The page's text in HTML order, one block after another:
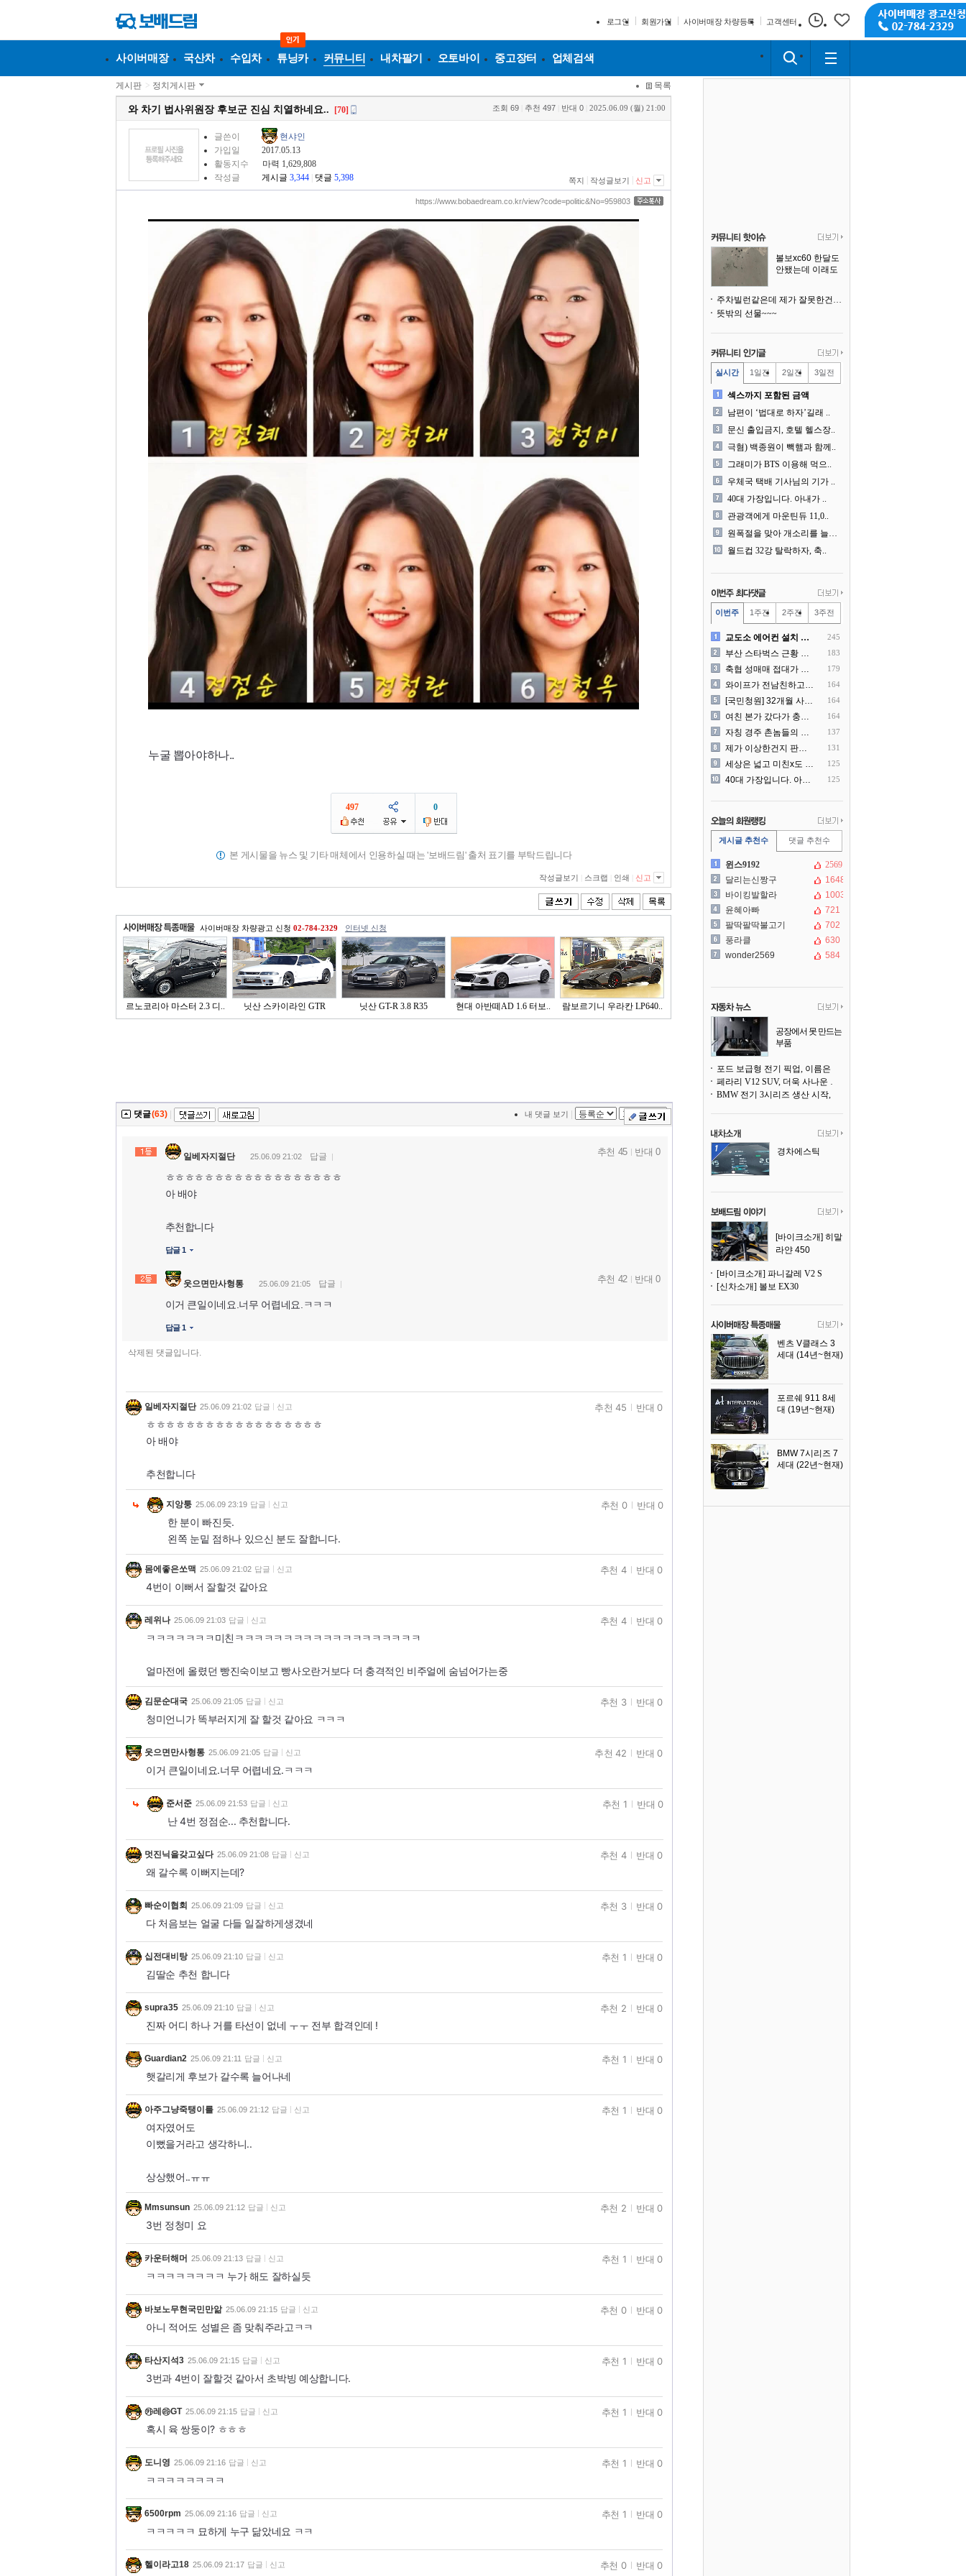
로그인 회원가입 사이버매장 차량등록 고객센터
사이버매장 국산차 수입차 튜닝카 커뮤니티 내차팔기 오토바이 중고장터 업체검색
게시판 > 정치게시판 목록
와 차기 법사위원장 후보군 진심 치열하네요.. [70] 조회 69 추천 497 반대 0 2025.06.09 (월) 21:00
글쓴이
현샤인
가입일
2017.05.13
활동지수
마력 1,629,808
작성글
게시글 3,344 댓글 5,398 쪽지 작성글보기 신고
https://www.bobaedream.co.kr/view?code=politic&No=959803
누굴 뽑아야하나..
497 0
본 게시물을 뉴스 및 기타 매체에서 인용하실 때는 '보배드림' 출처 표기를 부탁드립니다
작성글보기 스크랩 인쇄 신고
사이버매장 차량광고 신청 02-784-2329 인터넷 신청
르노코리아 마스터 2.3 디.. 닛산 스카이라인 GTR 닛산 GT-R 3.8 R35 현대 아반떼AD 1.6 터보.. 람보르기니 우라칸 LP640..
댓글(63) 내 댓글 보기
일베자지절단 25.06.09 21:02 답글
ㅎㅎㅎㅎㅎㅎㅎㅎㅎㅎㅎㅎㅎㅎㅎㅎㅎㅎ
아 배야
추천합니다
답글 1
추천 45 반대 0
웃으면만사형통 25.06.09 21:05 답글
이거 큰일이네요.너무 어렵네요.ㅋㅋㅋ
답글 1
추천 42 반대 0
삭제된 댓글입니다.
일베자지절단 25.06.09 21:02 답글 신고
ㅎㅎㅎㅎㅎㅎㅎㅎㅎㅎㅎㅎㅎㅎㅎㅎㅎㅎ
아 배야
추천합니다
추천 45 반대 0
지앙퉁 25.06.09 23:19 답글 신고
한 분이 빠진듯.
왼쪽 눈밑 점하나 있으신 분도 잘합니다.
추천 0 반대 0
몸에좋은쏘맥 25.06.09 21:02 답글 신고
4번이 이뻐서 잘할것 같아요
추천 4 반대 0
레위나 25.06.09 21:03 답글 신고
ㅋㅋㅋㅋㅋㅋㅋ미친ㅋㅋㅋㅋㅋㅋㅋㅋㅋㅋㅋㅋㅋㅋㅋㅋㅋㅋㅋ
얼마전에 올렸던 빵진숙이보고 빵사오란거보다 더 충격적인 비주얼에 숨넘어가는중
추천 4 반대 0
김문순대국 25.06.09 21:05 답글 신고
청미언니가 똑부러지게 잘 할것 같아요 ㅋㅋㅋ
추천 3 반대 0
웃으면만사형통 25.06.09 21:05 답글 신고
이거 큰일이네요.너무 어렵네요.ㅋㅋㅋ
추천 42 반대 0
준서준 25.06.09 21:53 답글 신고
난 4번 정점순... 추천합니다.
추천 1 반대 0
멋진닉을갖고싶다 25.06.09 21:08 답글 신고
왜 갈수록 이뻐지는데?
추천 4 반대 0
빠순이협회 25.06.09 21:09 답글 신고
다 처음보는 얼굴 다들 일잘하게생겼네
추천 3 반대 0
십전대비탕 25.06.09 21:10 답글 신고
김딸순 추천 합니다
추천 1 반대 0
supra35 25.06.09 21:10 답글 신고
진짜 어디 하나 거를 타선이 없네 ㅜㅜ 전부 합격인데 !
추천 2 반대 0
Guardian2 25.06.09 21:11 답글 신고
햇갈리게 후보가 갈수록 늘어나네
추천 1 반대 0
아주그냥죽탱이를 25.06.09 21:12 답글 신고
여자였어도
이뻤을거라고 생각하니..
상상했어..ㅠㅠ
추천 1 반대 0
Mmsunsun 25.06.09 21:12 답글 신고
3번 정청미 요
추천 2 반대 0
카운터해머 25.06.09 21:13 답글 신고
ㅋㅋㅋㅋㅋㅋㅋㅋ 누가 해도 잘하실듯
추천 1 반대 0
바보노무현국민만앎 25.06.09 21:15 답글 신고
아니 적어도 성별은 좀 맞춰주라고ㅋㅋ
추천 0 반대 0
타산지석3 25.06.09 21:15 답글 신고
3번과 4번이 잘할것 같아서 초박빙 예상합니다.
추천 1 반대 0
㉸레㉱GT 25.06.09 21:15 답글 신고
혹시 육 쌍둥이? ㅎㅎㅎ
추천 1 반대 0
도니영 25.06.09 21:16 답글 신고
ㅋㅋㅋㅋㅋㅋㅋㅋ
추천 1 반대 0
6500rpm 25.06.09 21:16 답글 신고
ㅋㅋㅋㅋㅋ 묘하게 누구 닮았네요 ㅋㅋ
추천 1 반대 0
헬이라고18 25.06.09 21:17 답글 신고 추천 0 반대 0
볼보xc60 한달도
안됐는데 이래도
주차빌런같은데 제가 잘못한건가요
뜻밖의 선물~~~
실시간 1일전 2일전 3일전
섹스까지 포함된 금액
남편이 ‘법대로 하자’길래 ..
문신 출입금지, 호텔 헬스장..
극혐) 백종원이 빽햄과 함께..
그래미가 BTS 이용해 먹으..
우체국 택배 기사님의 기가 ..
40대 가장입니다. 아내가 ..
관광객에게 마운틴듀 11,0..
원폭절을 맞아 개소리를 늘어..
월드컵 32강 탈락하자, 축..
이번주 1주전 2주전 3주전
교도소 에어컨 설치 논란.... 245
부산 스타벅스 근황 ㅎㄷㄷ 183
축협 성매매 접대가 더 충격.. 179
와이프가 전남친하고 해외여행.. 164
[국민청원] 32개월 사랑하.. 164
여친 본가 갔다가 충격 먹은.. 164
자칭 경주 촌놈들의 국내 여.. 137
제가 이상한건지 판단 부탁드.. 131
세상은 넓고 미친x도 많네? 125
40대 가장입니다. 아내가 .. 125
게시글 추천수 댓글 추천수
윈스9192
2569
달리는신짱구
1648
바이킹발할라
1003
윤혜아빠
721
팔딱팔딱불고기
702
풍라클
630
wonder2569
584
공장에서 못 만드는
부품
어낸다
페라리 V12 SUV, 더욱 사나운 얼굴로 돌아온다
경차에스틱
[바이크소개] 히말
라얀 450
[바이크소개] 파니갈레 V2 S
[신차소개] 볼보 EX30
벤츠 V클래스 3
세대 (14년~현재)
포르쉐 911 8세
대 (19년~현재)
BMW 7시리즈 7
세대 (22년~현재)